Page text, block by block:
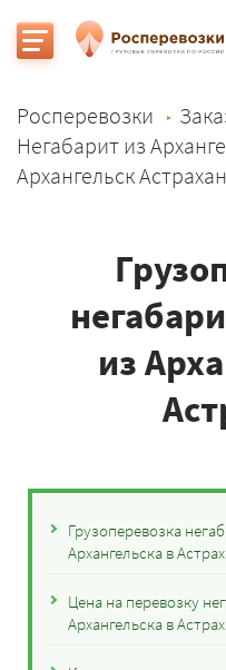
Росперевозки
Негабарит из
Архангельск
из
Грузоперевозка
Архангельска в
Цена на перевозку
Архангельска в